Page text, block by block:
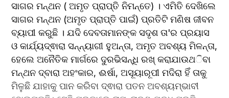
ସାଗର ମନ୍ଥନ ( ଅମୃତ ପ୍ରାପ୍ତି ନିମନ୍ତେ) । ଏମିତି ଦେଖିଲେ
ସାଗର ମନ୍ଥନ (ଅମୃତ ପ୍ରାପ୍ତି ପାଇଁ) ପ୍ରତିଟି ମଣିଷ ଜୀବନ
ବ୍ୟାପୀ କରୁଛି । ଯଦି ଦେବତାମାନଙ୍କ ସଦୃଶ ତା'ର ପ୍ରୟାସ
ଓ କାର୍ଯ୍ୟଦ୍ଵାରା ସନ୍ନ୍ୟାଗୀ ହୁଅନ୍ତା, ଅମୃତ ଅବଶ୍ୟ ମିଳନ୍ତା,
ହେଲେ ଅନୈତିକ ମାର୍ଗରେ ଦୁରଭିସନ୍ଧି ରଖ୍ କରାଯାଉଥ‌ିବା
ମନ୍ଥନ ଦ୍ବାରା ଅହଂକାର, ଈର୍ଷା, ଅସୂୟାରୂପୀ ମଦିରା ହିଁ ତାକୁ
ମିଳୁଛି ଯାହାକୁ ପାନ କରିବା ଦ୍ଵାରା ପତନ ଅବଶ୍ୟମ୍ଭାବୀ